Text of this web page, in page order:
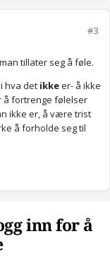
#3
tillater seg å føle.
hva det ikkeer- å ikke
å fortrenge følelser
ikke er, å være trist
å forholde seg til
inn for å